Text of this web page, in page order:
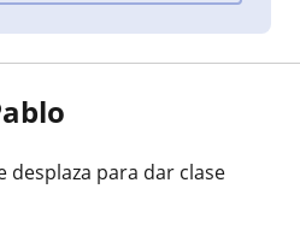
desplaza para dar clase